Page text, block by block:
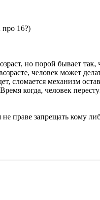
про 16?)
но порой бывает
человек может
сломается механизм
когда, человек
праве запрещать кому